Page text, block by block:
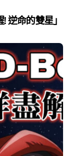
逆命的雙星」